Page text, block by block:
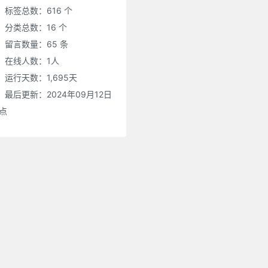
标签总数：616 个
分类总数：16 个
留言数量：65 条
在线人数： 1 人
运行天数：1,695天
最后更新：2024年09月12日